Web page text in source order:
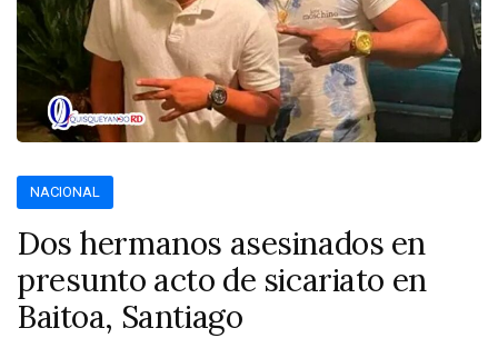
NACIONAL
Dos hermanos asesinados en
presunto acto de sicariato en
Baitoa, Santiago